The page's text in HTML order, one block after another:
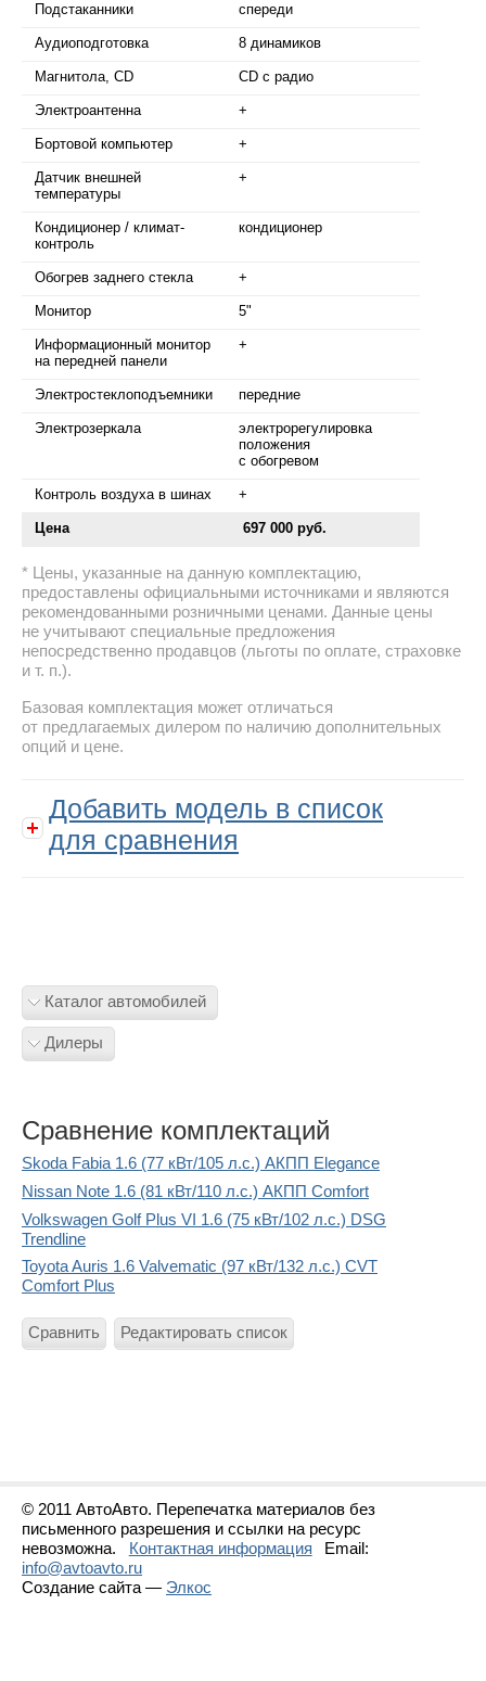
Подстаканники спереди
Аудиоподготовка 8 динамиков
Магнитола, CD CD с радио
Электроантенна +
Бортовой компьютер +
Датчик внешней
температуры
+
Кондиционер / климат-
контроль
кондиционер
Обогрев заднего стекла +
Монитор 5"
Информационный монитор
на передней панели
+
Электростеклоподъемники передние
Электрозеркала
электрорегулировка
положения
с обогревом
Контроль воздуха в шинах +
Цена 697 000 руб.
Цены, указанные на данную комплектацию,
предоставлены официальными источниками и являются
рекомендованными розничными ценами. Данные цены
не учитывают специальные предложения
непосредственно продавцов (льготы по оплате, страховке
и т. п.).
Базовая комплектация может отличаться
от предлагаемых дилером по наличию дополнительных
опций и цене.
Добавить модель в список
для сравнения
Каталог автомобилей
Дилеры
Сравнение комплектаций
Skoda Fabia 1.6 (77 кВт/105 л.с.) АКПП Elegance
Nissan Note 1.6 (81 кВт/110 л.с.) АКПП Comfort
Volkswagen Golf Plus VI 1.6 (75 кВт/102 л.с.) DSG
Trendline
Toyota Auris 1.6 Valvematic (97 кВт/132 л.с.) CVT
Comfort Plus
Сравнить Редактировать список
© 2011 АвтоАвто. Перепечатка материалов без
письменного разрешения и ссылки на ресурс
невозможна.
Контактная информация
Email:
info@avtoavto.ru
Создание сайта — Элкос